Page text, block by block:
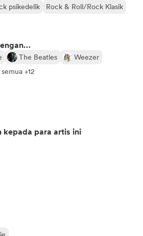
psikedelik
Rock & Roll/Rock Klasik
The Beatles
Weezer
+12
kepada para artis ini